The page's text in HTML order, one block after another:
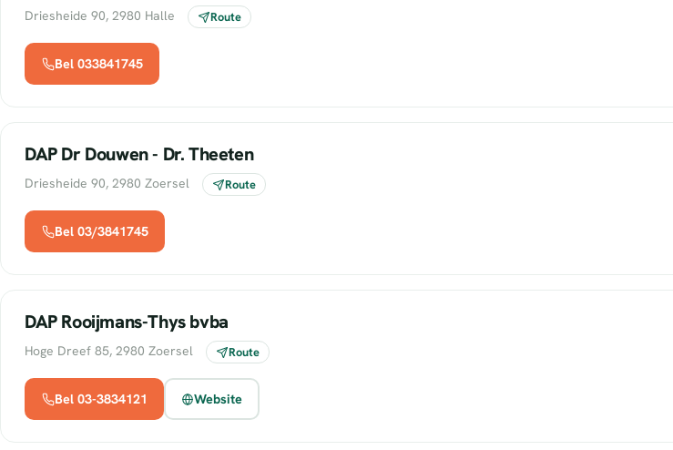
Driesheide 90, 2980 Halle Route
Bel 033841745
DAP Dr Douwen - Dr. Theeten
Driesheide 90, 2980 Zoersel Route
Bel 03/3841745
DAP Rooijmans-Thys bvba
Hoge Dreef 85, 2980 Zoersel Route
Bel 03-3834121 Website